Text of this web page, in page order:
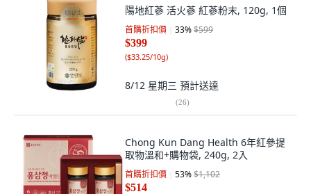
陽地紅蔘 活火蔘 紅蔘粉末, 120g, 1個
首購折扣價 33%$599
$399
($33.25/10g)
8/12 星期三 預計送達
(26)
Chong Kun Dang Health 6年紅參提
取物溫和+購物袋, 240g, 2入
首購折扣價 53%$1,102
$514